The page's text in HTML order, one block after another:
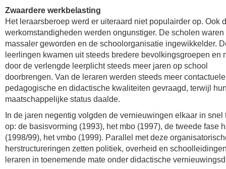
Zwaardere werkbelasting
Het leraarsberoep werd er uiteraard niet populairder op. Ook
werkomstandigheden werden ongunstiger. De scholen waren
massaler geworden en de schoolorganisatie ingewikkelder.
leerlingen kwamen uit steeds bredere bevolkingsgroepen en
door de verlengde leerplicht steeds meer jaren op school
doorbrengen. Van de leraren werden steeds meer
pedagogische en didactische kwaliteiten gevraagd, terwijl
maatschappelijke status daalde.
In de jaren negentig volgden de vernieuwingen elkaar in snel
op: de basisvorming (1993), het mbo (1997), de tweede fase
(1998/99), het vmbo (1999). Parallel met deze
herstructureringen zetten politiek, overheid en
leraren in toenemende mate onder didactische